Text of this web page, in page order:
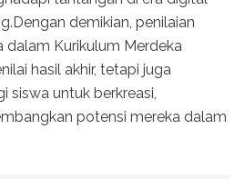
demikian, penilaian
dalam Kurikulum Merdeka
hasil akhir, tetapi juga
siswa untuk berkreasi,
potensi mereka dalam